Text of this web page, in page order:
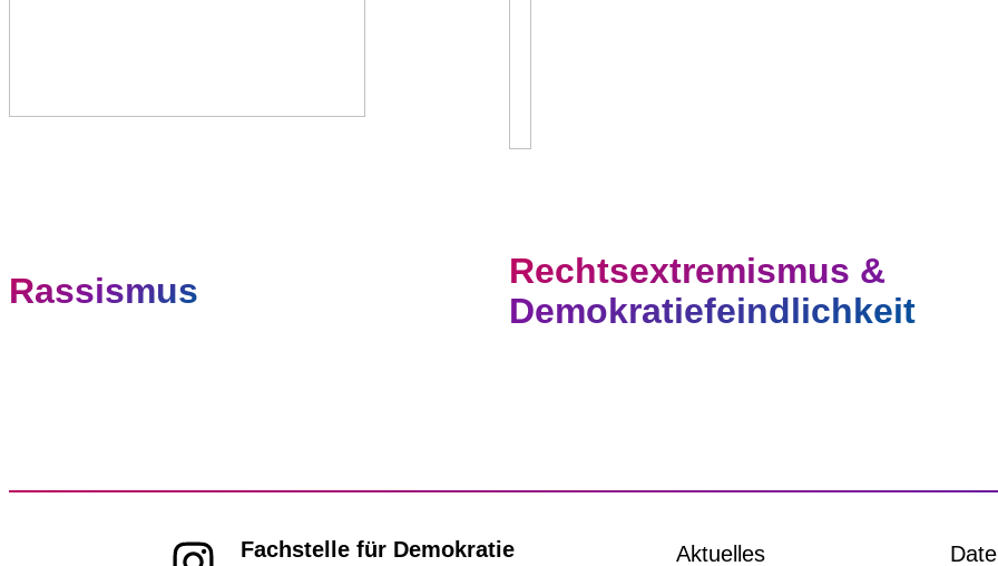
Rassismus
Rechtsextremismus &
Demokratiefeindlichkeit
Fachstelle für Demokratie
Aktuelles